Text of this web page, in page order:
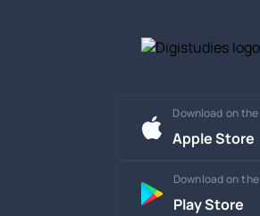
Download on the
Apple Store
Download on the
Play Store